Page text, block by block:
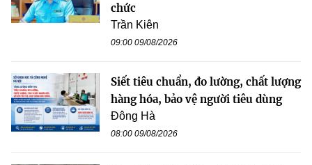
chức
Trần Kiên
09:00 09/08/2026
Siết tiêu chuẩn, đo lường, chất lượng
hàng hóa, bảo vệ người tiêu dùng
Đông Hà
08:00 09/08/2026